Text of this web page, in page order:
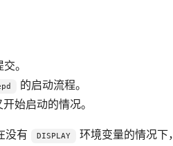
。
的启动流程。
开始启动的情况。
没有 DISPLAY
环境变量的情况下，